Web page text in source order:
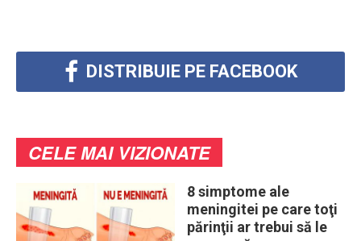
DISTRIBUIE PE FACEBOOK
CELE MAI VIZIONATE
8 simptome ale
meningitei pe care toţi
părinţii ar trebui să le